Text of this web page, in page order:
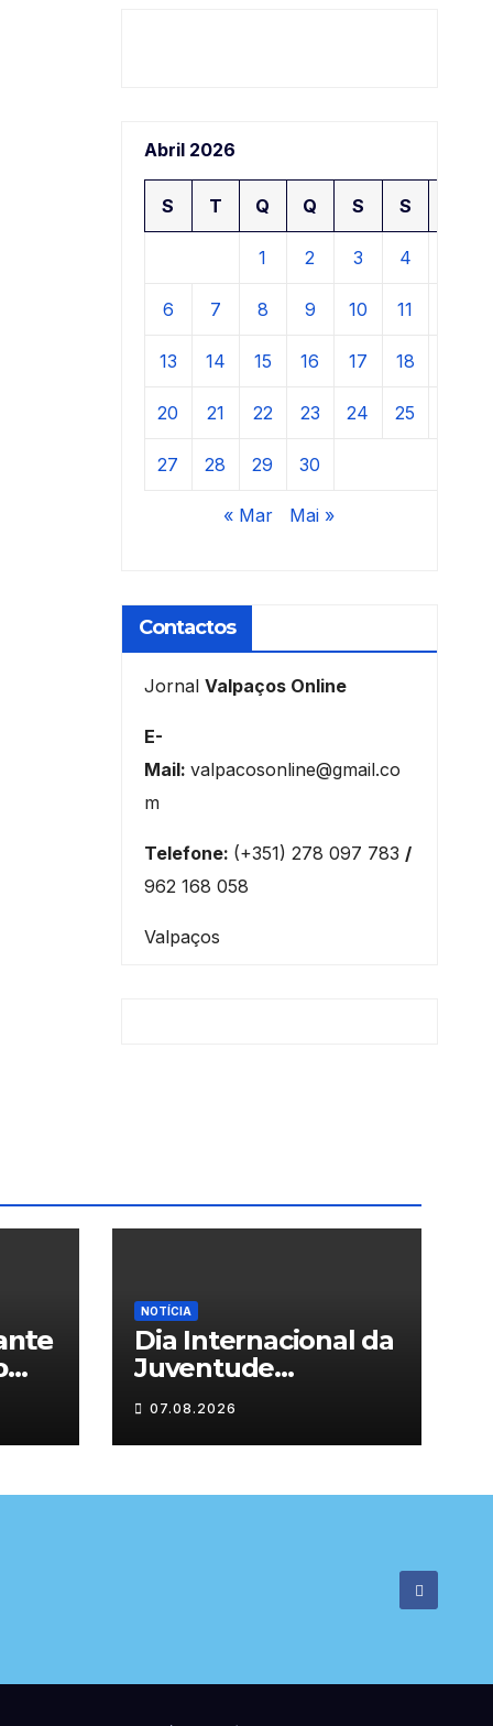
Abril 2026
S T Q Q S S
1 2 3 4
6 7 8 9 10 11
13 14 15 16 17 18
20 21 22 23 24 25
27 28 29 30
« Mar Mai »
Contactos
Jornal Valpaços Online
E-
Mail: valpacosonline@gmail.co
m
Telefone: (+351) 278 097 783 /
962 168 058
Valpaços
NOTÍCIA
Dia Internacional da
Juventude
celebrado em
Chaves com
atividades gratuitas
07.08.2026